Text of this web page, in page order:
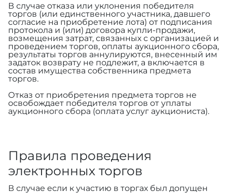
В случае отказа или уклонения победителя
торгов (или единственного участника, давшего
согласие на приобретение лота) от подписания
протокола и (или) договора купли-продажи,
возмещения затрат, связанных с организацией и
проведением торгов, оплаты аукционного сбора,
результаты торгов аннулируются, внесенный им
задаток возврату не подлежит, а включается в
состав имущества собственника предмета
торгов.
Отказ от приобретения предмета торгов не
освобождает победителя торгов от уплаты
аукционного сбора (оплата услуг аукциониста).
Правила проведения
электронных торгов
В случае если к участию в торгах был допущен